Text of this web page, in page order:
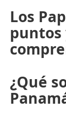
Los
puntos
¿Qué